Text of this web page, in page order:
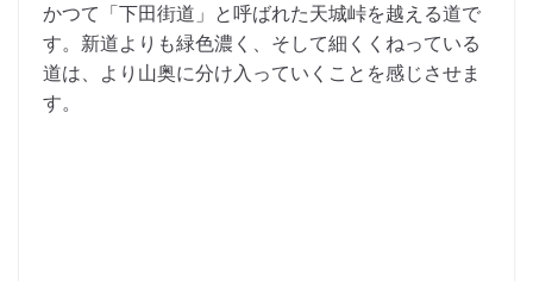
かつて「下田街道」と呼ばれた天城峠を越える道で
す。新道よりも緑色濃く、そして細くくねっている
道は、より山奥に分け入っていくことを感じさせま
す。